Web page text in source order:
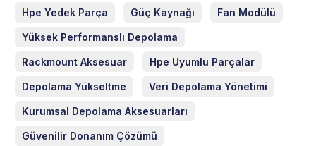
Hpe Yedek Parça Güç Kaynağı Fan Modülü
Yüksek Performanslı Depolama
Rackmount Aksesuar Hpe Uyumlu Parçalar
Depolama Yükseltme Veri Depolama Yönetimi
Kurumsal Depolama Aksesuarları
Güvenilir Donanım Çözümü